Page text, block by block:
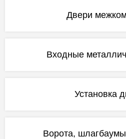
Двери
Входные
Установка
Ворота,